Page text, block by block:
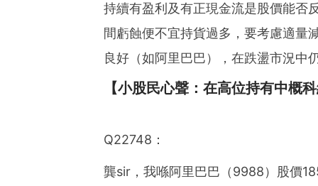
持續有盈利及有正現金流是股價能否
間虧蝕便不宜持貨過多，要考慮適量
良好（如阿里巴巴），在跌盪市況中
【小股民心聲：在高位持有中概
Q22748：
龔sir，我喺阿里巴巴（9988）股價